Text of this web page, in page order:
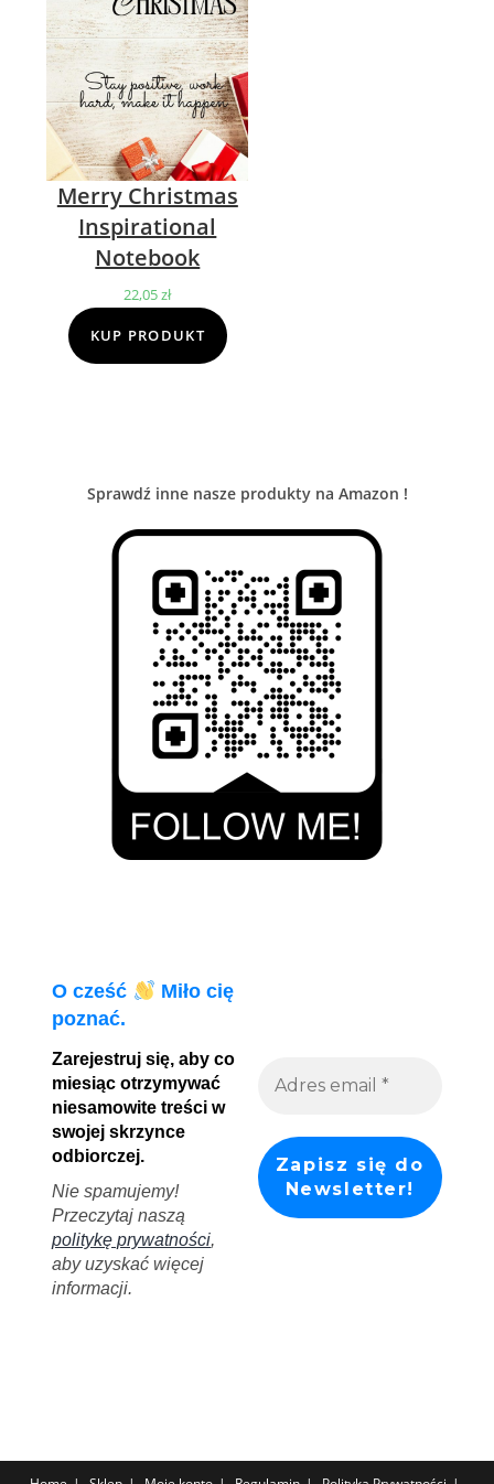
Merry Christmas
Inspirational
Notebook
22,05zł
KUP PRODUKT
Sprawdź inne nasze produkty na Amazon !
O cześć
Miło cię
poznać.
Zarejestruj się, aby co
miesiąc otrzymywać
niesamowite treści w
swojej skrzynce
odbiorczej.
Nie spamujemy!
Przeczytaj naszą
politykę prywatności,
aby uzyskać więcej
informacji.